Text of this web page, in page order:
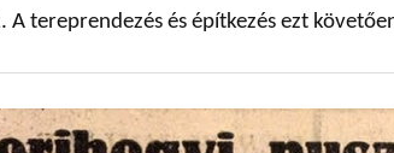
tereprendezés és építkezés ezt